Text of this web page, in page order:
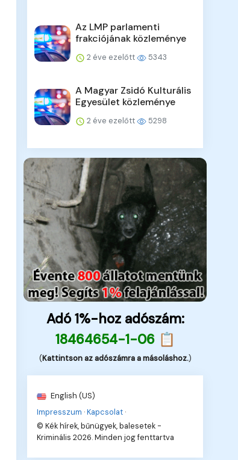
Az LMP parlamenti
frakciójának közleménye
2 éve ezelőtt 5343
A Magyar Zsidó Kulturális
Egyesület közleménye
2 éve ezelőtt 5298
Adó 1%-hoz adószám:
18464654-1-06 📋
(Kattintson az adószámra a másoláshoz.)
English (US)
Impresszum ·Kapcsolat ·
© Kék hírek, bűnügyek, balesetek -
Kriminális 2026. Minden jog fenttartva